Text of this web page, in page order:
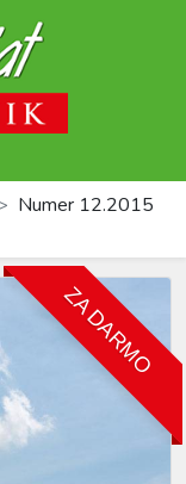
Numer 12.2015
ZA DARMO